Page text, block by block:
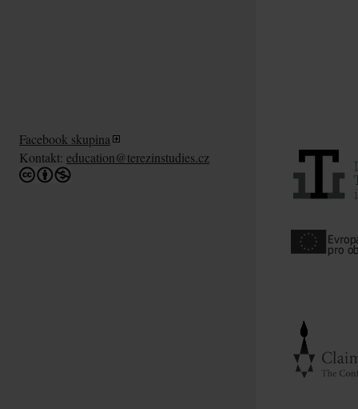
Facebook skupina
Kontakt: education@terezinstudies.cz